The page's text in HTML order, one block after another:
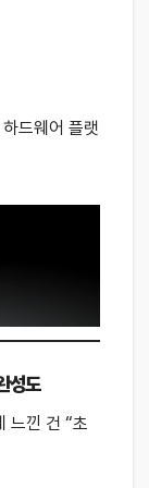
드웨어 플랫
성도
느낀 건 “초